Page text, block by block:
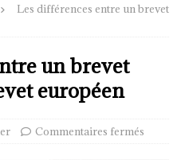
Les différences entre un brevet
un brevet
européen
Commentaires fermés